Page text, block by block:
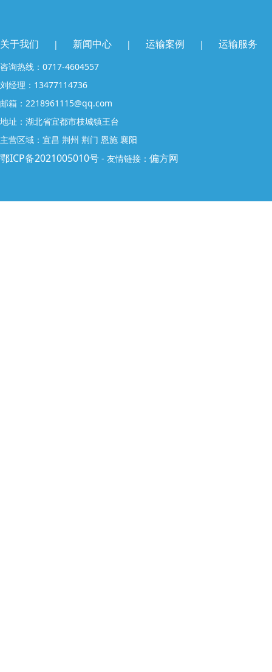
关于我们 | 新闻中心 | 运输案例 | 运输服务
咨询热线：0717-4604557
刘经理：13477114736
邮箱：2218961115@qq.com
地址：湖北省宜都市枝城镇王台
主营区域：宜昌 荆州 荆门 恩施 襄阳
鄂ICP备2021005010号 - 友情链接： 偏方网